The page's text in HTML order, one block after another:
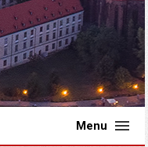
Menu